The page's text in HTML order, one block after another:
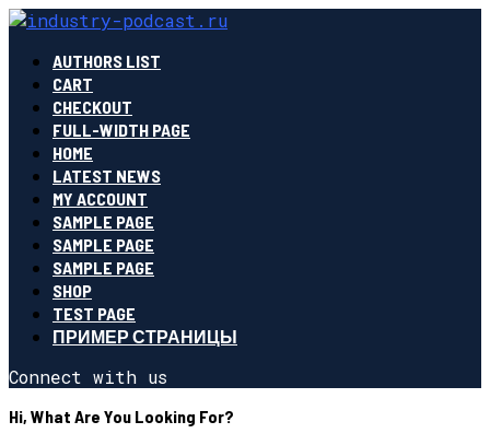
AUTHORS LIST
CART
CHECKOUT
FULL-WIDTH PAGE
HOME
LATEST NEWS
MY ACCOUNT
SAMPLE PAGE
SAMPLE PAGE
SAMPLE PAGE
SHOP
TEST PAGE
ПРИМЕР СТРАНИЦЫ
Connect with us
Hi, What Are You Looking For?